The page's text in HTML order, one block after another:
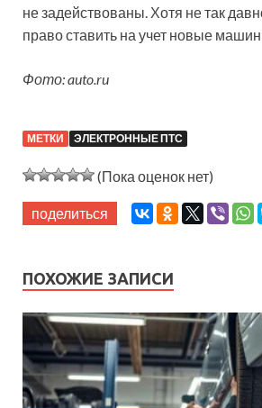
не задействованы. Хотя не так
право ставить на учет новые
Фото: auto.ru
МЕТКИ ЭЛЕКТРОННЫЕ ПТС
(Пока оценок нет)
поделиться
ПОХОЖИЕ ЗАПИСИ